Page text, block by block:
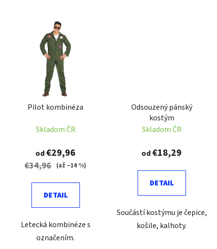
Pilot kombinéza
Skladom ČR
od€29,96
€34,96 (až –14 %)
DETAIL
Letecká kombinéze s
označením.
Odsouzený pánský
kostým
Skladom ČR
od€18,29
DETAIL
Součástí kostýmu je čepice,
košile, kalhoty.